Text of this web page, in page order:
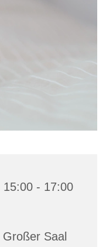
15:00 - 17:00
Saal